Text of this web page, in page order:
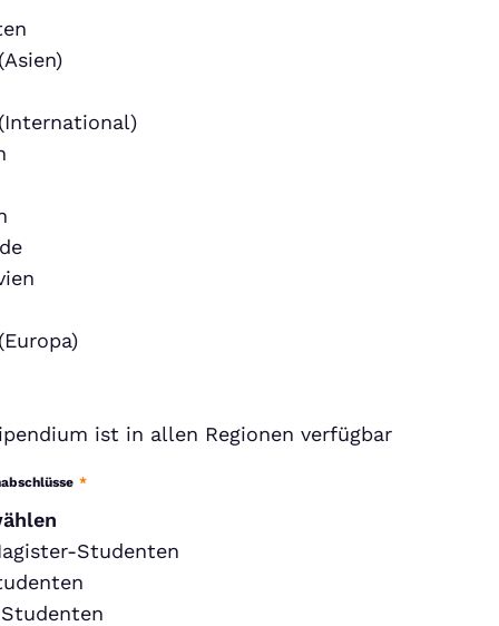
ist in allen Regionen verfügbar
*
Studenten